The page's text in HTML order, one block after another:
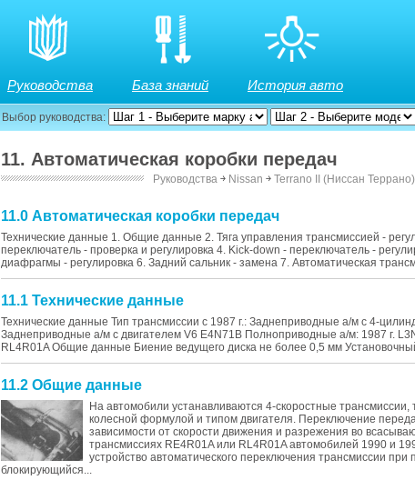
Руководства База знаний История авто
Выбор руководства:
11. Автоматическая коробки передач
Руководства ￫ Nissan ￫ Terrano II (Ниссан Террано)
11.0 Автоматическая коробки передач
Технические данные 1. Общие данные 2. Тяга управления трансмиссией -
переключатель - проверка и регулировка 4. Kick-down - переключатель -
диафрагмы - регулировка 6. Задний сальник - замена 7. Автоматическая
11.1 Технические данные
Технические данные Тип трансмиссии с 1987 г.: Заднеприводные а/м с 4-
Заднеприводные а/м с двигателем V6 E4N71B Полноприводные а/м: 1987 г.
RL4R01A Общие данные Биение ведущего диска не более 0,5 мм
11.2 Общие данные
На автомобили устанавливаются 4-скоростные трансмиссии,
колесной формулой и типом двигателя. Переключение
зависимости от скорости движения и разрежения во
трансмиссиях RE4R01A или RL4R01A автомобилей 1990 и
устройство автоматического переключения трансмиссии при
блокирующийся...